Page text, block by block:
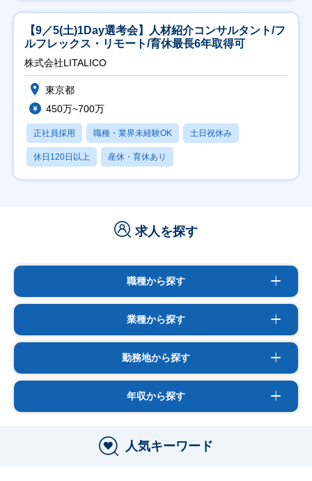
【9／5(土)1Day選考会】人材紹介コンサルタント/フ
ルフレックス・リモート/育休最長6年取得可
株式会社LITALICO
東京都
450万~700万
正社員採用 職種・業界未経験OK 土日祝休み
休日120日以上 産休・育休あり
求人を探す
職種から探す
業種から探す
勤務地から探す
年収から探す
人気キーワード